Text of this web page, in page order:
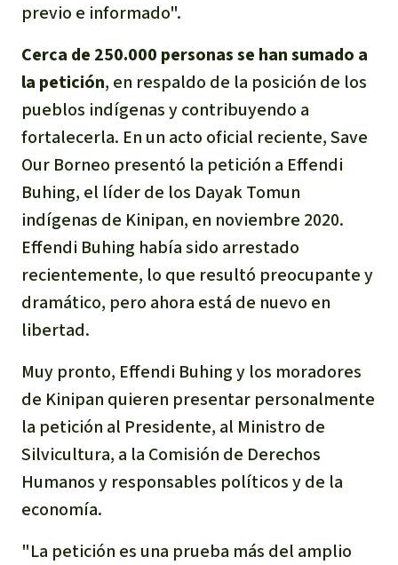
previo e informado".
Cerca de 250.000 personasse hansumado a
la petición, en respaldo de la posición de los
pueblos indígenas y contribuyendo a
fortalecerla. En un acto oficial reciente, Save
Our Borneo presentó la petición a Effendi
Buhing, el líder de los Dayak Tomun
indígenas de Kinipan, en noviembre 2020.
Effendi Buhing había sido arrestado
recientemente, lo que resultó preocupante y
dramático, pero ahora está de nuevo en
libertad.
Muy pronto, Effendi Buhing y los moradores
de Kinipan quieren presentar personalmente
la petición al Presidente, al Ministro de
Silvicultura, a la Comisión de Derechos
Humanos y responsables políticos y de la
economía.
"La petición es una prueba más del amplio